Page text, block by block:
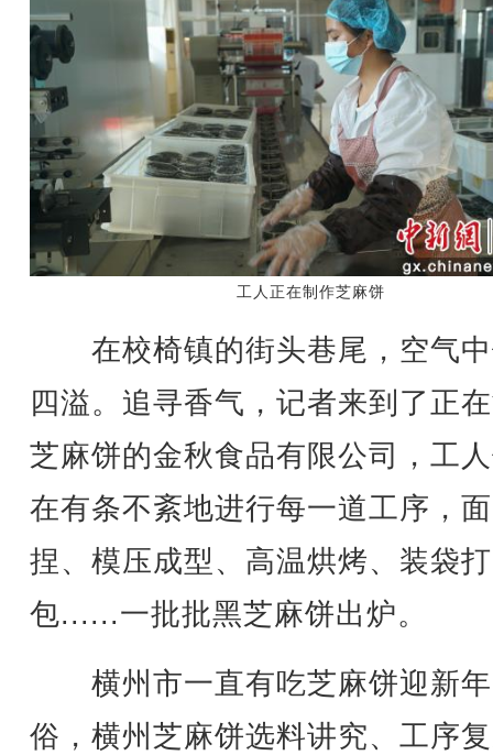
工人正在制作芝麻饼
在校椅镇的街头巷尾，空气
四溢。追寻香气，记者来到了正
芝麻饼的金秋食品有限公司，工
在有条不紊地进行每一道工序，
捏、模压成型、高温烘烤、装袋打
包......一批批黑芝麻饼出炉。
横州市一直有吃芝麻饼迎新
俗，横州芝麻饼选料讲究、工序